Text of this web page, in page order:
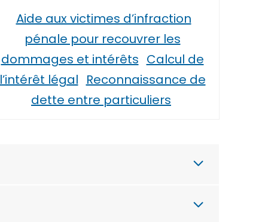
Aide aux victimes d’infraction
pénale pour recouvrer les
dommages et intérêts Calcul de
l’intérêt légal Reconnaissance de
dette entre particuliers